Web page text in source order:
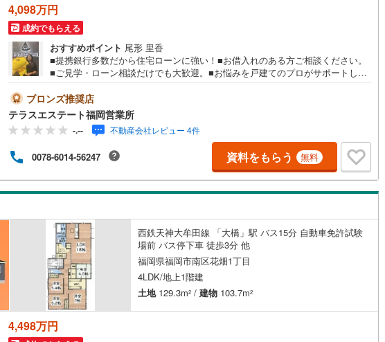
4,098万円
成約でもらえる
おすすめポイント 尾形 里香
■提携銀行多数だから住宅ローンに強い！■お借入れのある方ご相談ください。
■ご見学・ローン相談だけでも大歓迎。■お悩みを戸建てのプロがサポートしま
広々21帖超 ■ファミリークローク付 平日・土日祝いつでもご案内可能。 『今す
ぐ見たい』にもできるだけ対応いたします（＾＾） 短時間でのご見学も大歓
迎。 お仕事帰りのご見学も可能。ご希望の日時や時間お気軽にお申し付けくだ
さい。 ●住宅ローンの相談大歓迎（無料）『支払いができるか不安…』『頭金
が用意できるかわからない…』『車の借り入れがある…』↓↓↓↓↓↓↓↓↓↓↓↓
テラスエステートなら… ・頭金ゼロ・ボーナス払い無しOK！・提携銀行多数
だから住宅ローンに強い！・お借入れのある方や過去にローン審査がダメだっ
た方もご相談可能。
ブロンズ推奨店
テラスエステート福岡営業所
-.-- 不動産会社レビュー 4件
0078-6014-56247 資料をもらう 無料
西鉄天神大牟田線 「大橋」駅 バス15分 自動車免許試験
場前 バス停下車 徒歩3分 他
福岡県福岡市南区花畑1丁目
4LDK/地上1階建
土地129.3m2 / 建物 103.7m2
4,498万円